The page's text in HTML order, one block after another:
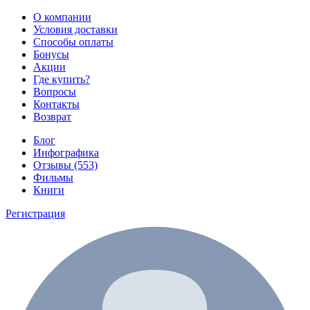
О компании
Условия доставки
Способы оплаты
Бонусы
Акции
Где купить?
Вопросы
Контакты
Возврат
Блог
Инфографика
Отзывы (553)
Фильмы
Книги
Регистрация